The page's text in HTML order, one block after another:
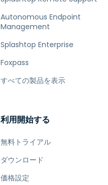
Autonomous Endpoint
Management
Splashtop Enterprise
Foxpass
すべての製品を表示
利用開始する
無料トライアル
ダウンロード
価格設定